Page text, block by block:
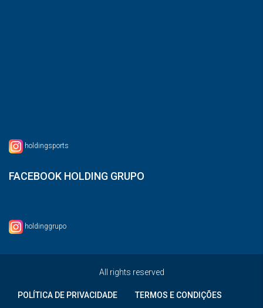
holdingsports
FACEBOOK HOLDING GRUPO
holdinggrupo
All rights reserved
POLÍTICA DE PRIVACIDADE
TERMOS E CONDIÇÕES